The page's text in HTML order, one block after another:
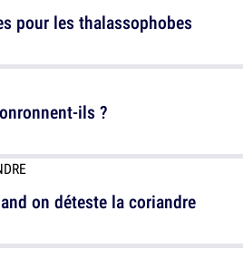
ils ?
pour les thalassophobes
on déteste la coriandre